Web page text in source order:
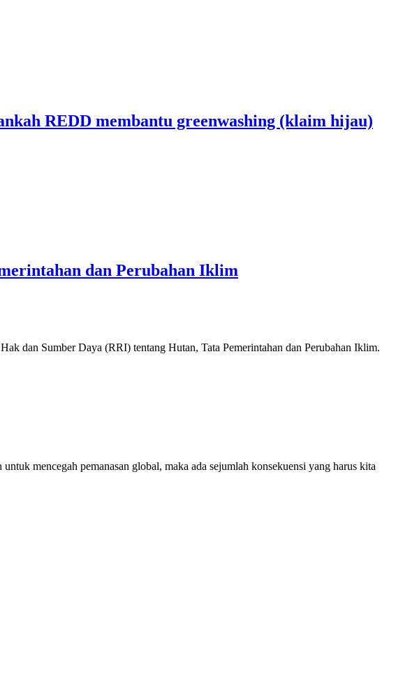
REDD membantu greenwashing (klaim hijau)
dan Perubahan Iklim
dan Sumber Daya (RRI) tentang Hutan, Tata Pemerintahan dan Perubahan Iklim.
mencegah pemanasan global, maka ada sejumlah konsekuensi yang harus kita